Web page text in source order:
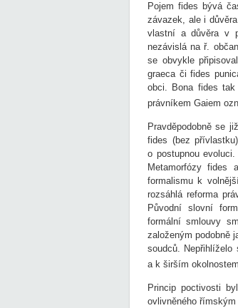
Pojem fides bývá
závazek, ale i
vlastní a důvěra v
nezávislá na ř.
se obvykle
graeca či fides
obci. Bona fides tak
právníkem Gaiem
Pravděpodobně se
fides (bez
o postupnou
Metamorfózy
formalismu k
rozsáhlá reforma
Původní slovní
formální smlouvy
založeným podobně
soudců.
a k širším
Princip poctivosti
ovlivněného